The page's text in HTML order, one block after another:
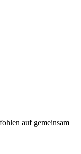
auf gemeinsam